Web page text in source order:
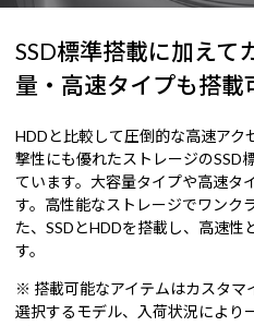
SSD標準搭載に加えて
量・高速タイプも搭載
HDDと比較して圧倒的な高速アク
撃性にも優れたストレージのSSD
ています。大容量タイプや高速タ
す。高性能なストレージでワンク
た、SSDとHDDを搭載し、高速
す。
※ 搭載可能なアイテムはカスタ
選択するモデル、入荷状況により